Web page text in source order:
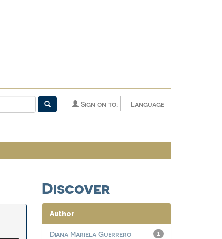
Language
Sign on to:
Discover
Author
1
Diana Mariela Guerrero